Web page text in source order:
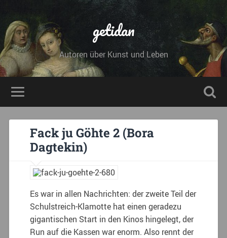
getidan
Autoren über Kunst und Leben
Fack ju Göhte 2 (Bora
Dagtekin)
Es war in allen Nachrichten: der zweite Teil der
Schulstreich-Klamotte hat einen geradezu
gigantischen Start in den Kinos hingelegt, der
Run auf die Kassen war enorm. Also rennt der